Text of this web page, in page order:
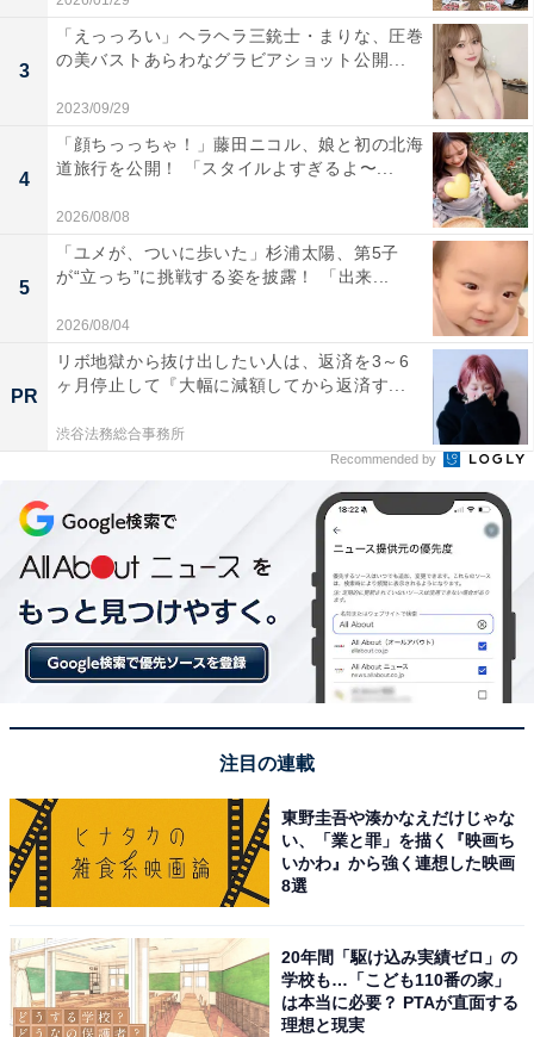
3
「えっっろい」ヘラヘラ三銃士・まりな、圧巻
の美バストあらわなグラビアショット公開...
2023/09/29
4
「顔ちっっちゃ！」藤田ニコル、娘と初の北海
道旅行を公開！ 「スタイルよすぎるよ〜...
2026/08/08
5
「ユメが、ついに歩いた」杉浦太陽、第5子
が“立っち”に挑戦する姿を披露！ 「出来...
2026/08/04
PR
リボ地獄から抜け出したい人は、返済を3～6
ヶ月停止して『大幅に減額してから返済す...
渋谷法務総合事務所
Recommended by
注目の連載
東野圭吾や湊かなえだけじゃな
い、「業と罪」を描く『映画ち
いかわ』から強く連想した映画
8選
20年間「駆け込み実績ゼロ」の
学校も…「こども110番の家」
は本当に必要？ PTAが直面する
理想と現実